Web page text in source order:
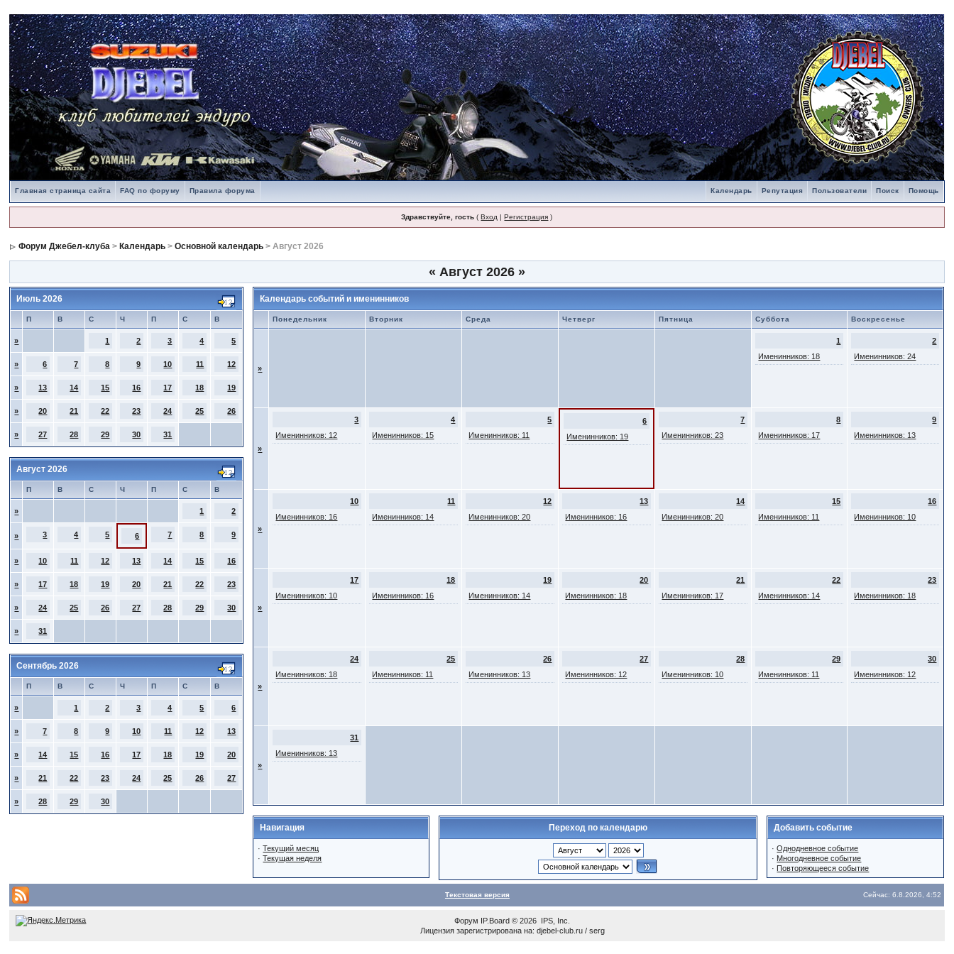
Главная страница сайта FAQ по форуму Правила форума Помощь
Поиск
Пользователи
Репутация
Календарь
Здравствуйте, гость (Вход |Регистрация )
Форум Джебел-клуба > Календарь >Основной календарь > Август 2026
« Август 2026 »
Июль 2026
П В С Ч П С В
» 1 2 3 4 5
» 6 7 8 9 10 11 12
» 13 14 15 16 17 18 19
» 20 21 22 23 24 25 26
» 27 28 29 30 31
Август 2026
П В С Ч П С В
» 1 2
» 3 4 5 6 7 8 9
» 10 11 12 13 14 15 16
» 17 18 19 20 21 22 23
» 24 25 26 27 28 29 30
» 31
Сентябрь 2026
П В С Ч П С В
» 1 2 3 4 5 6
» 7 8 9 10 11 12 13
» 14 15 16 17 18 19 20
» 21 22 23 24 25 26 27
» 28 29 30
Календарь событий и именинников
Понедельник Вторник Среда Четверг Пятница Суббота Воскресенье
»
1
Именинников: 18
2
Именинников: 24
»
3
Именинников: 12
4
Именинников: 15
5
Именинников: 11
6
Именинников: 19
7
Именинников: 23
8
Именинников: 17
9
Именинников: 13
»
10
Именинников: 16
11
Именинников: 14
12
Именинников: 20
13
Именинников: 16
14
Именинников: 20
15
Именинников: 11
16
Именинников: 10
»
17
Именинников: 10
18
Именинников: 16
19
Именинников: 14
20
Именинников: 18
21
Именинников: 17
22
Именинников: 14
23
Именинников: 18
»
24
Именинников: 18
25
Именинников: 11
26
Именинников: 13
27
Именинников: 12
28
Именинников: 10
29
Именинников: 11
30
Именинников: 12
»
31
Именинников: 13
Навигация
·Текущий месяц
·Текущая неделя
Переход по календарю Добавить событие
·Однодневное событие
· Многодневное событие
·Повторяющееся событие
Текстовая версия Сейчас: 6.8.2026, 4:52
Форум IP.Board © 2026 IPS, Inc
Лицензия зарегистрирована на: djebel-club.ru / serg